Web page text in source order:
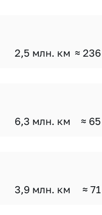
2,5 млн. км ≈
6,3 млн. км ≈
3,9 млн. км ≈